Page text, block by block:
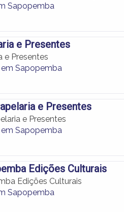
Sapopemba
e Presentes
e Presentes
em Sapopemba
e Presentes
e Presentes
em Sapopemba
Edições Culturais
Edições Culturais
Sapopemba